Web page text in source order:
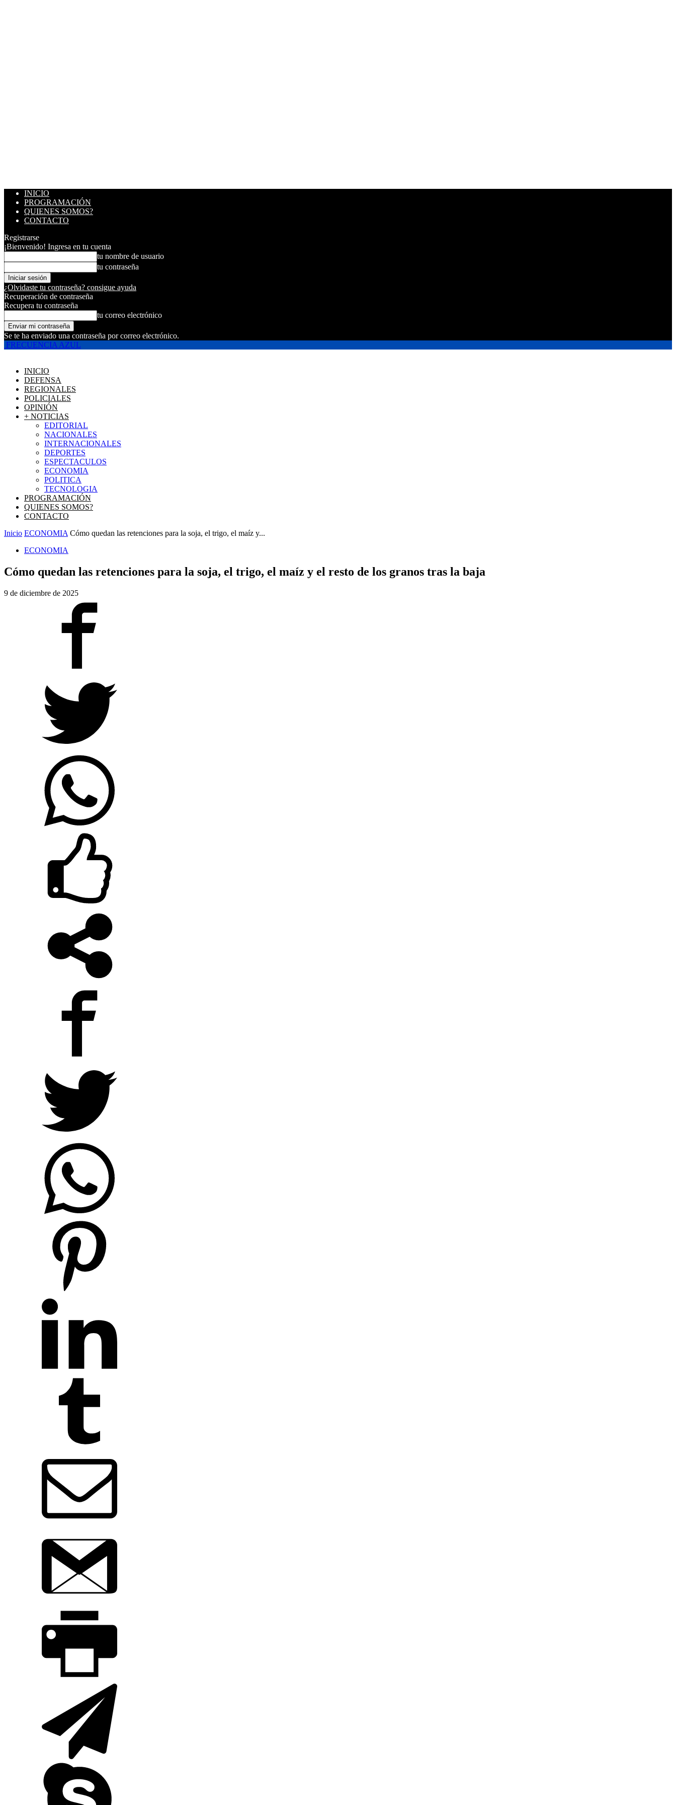
INICIO
PROGRAMACIÓN
QUIENES SOMOS?
CONTACTO
Registrarse
¡Bienvenido! Ingresa en tu cuenta
tu nombre de usuario
tu contraseña
¿Olvidaste tu contraseña? consigue ayuda
Recuperación de contraseña
Recupera tu contraseña
tu correo electrónico
Se te ha enviado una contraseña por correo electrónico.
FRECUENCIA AZUL
INICIO
DEFENSA
REGIONALES
POLICIALES
OPINIÓN
+ NOTICIAS
EDITORIAL
NACIONALES
INTERNACIONALES
DEPORTES
ESPECTACULOS
ECONOMIA
POLITICA
TECNOLOGIA
PROGRAMACIÓN
QUIENES SOMOS?
CONTACTO
Inicio ECONOMIA Cómo quedan las retenciones para la soja, el trigo, el maíz y...
ECONOMIA
Cómo quedan las retenciones para la soja, el trigo, el maíz y el resto de los granos tras la baja
9 de diciembre de 2025